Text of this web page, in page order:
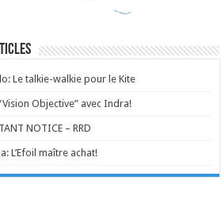
Le talkie-walkie pour le Kite
Objective” avec Indra!
NOTICE – RRD
L’Efoil maître achat!